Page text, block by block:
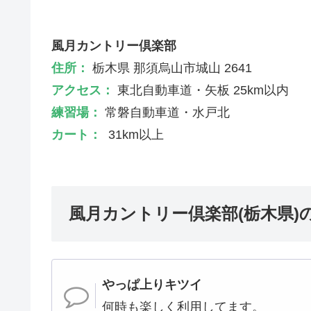
風月カントリー倶楽部
住所： 栃木県 那須烏山市城山 2641
アクセス： 東北自動車道・矢板 25km以内
練習場： 常磐自動車道・水戸北
カート：
31km以上
風月カントリー倶楽部(栃木県)
やっぱ上りキツイ
何時も楽しく利用してます。